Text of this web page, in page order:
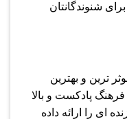
شنوندگانتان
ترین و بهترین
پادکست و بالا
ای را ارائه داده